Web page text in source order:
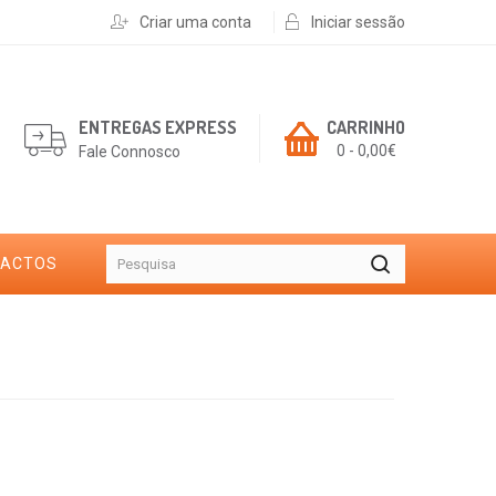
Criar uma conta Iniciar sessão
CARRINHO
0 - 0,00€
ENTREGAS EXPRESS
Fale Connosco